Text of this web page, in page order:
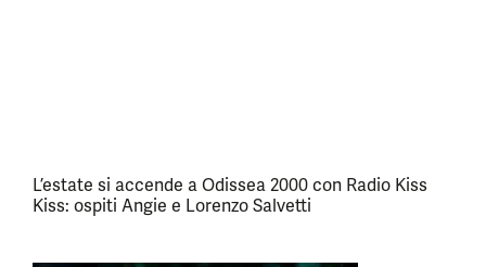
L’estate si accende a Odissea 2000 con Radio Kiss
Kiss: ospiti Angie e Lorenzo Salvetti